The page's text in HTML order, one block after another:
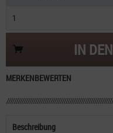
IN DEN
MERKENBEWERTEN
Beschreibung